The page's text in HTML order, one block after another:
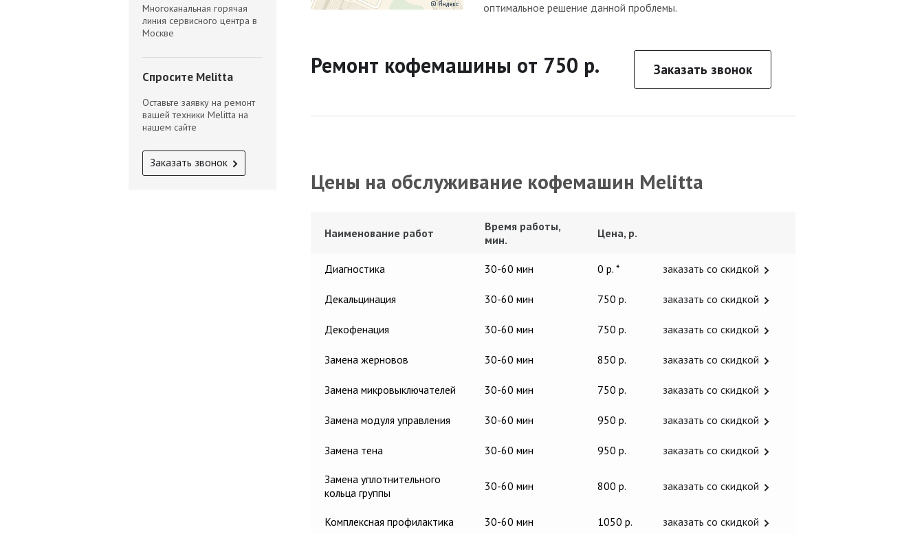
оптимальное решение данной проблемы.
Ремонт кофемашины от 750 р. Заказать звонок
Цены на обслуживание кофемашин Melitta
Наименование работ
Время работы,
мин.
Цена, р.
Диагностика 30-60 мин 0 р. * заказать со скидкой
Декальцинация 30-60 мин 750 р. заказать со скидкой
Декофенация 30-60 мин 750 р. заказать со скидкой
Замена жерновов 30-60 мин 850 р. заказать со скидкой
Замена микровыключателей 30-60 мин 750 р. заказать со скидкой
Замена модуля управления 30-60 мин 950 р. заказать со скидкой
Замена тена 30-60 мин 950 р. заказать со скидкой
Замена уплотнительного
кольца группы
30-60 мин 800 р. заказать со скидкой
Комплексная профилактика 30-60 мин 1050 р. заказать со скидкой
Многоканальная горячая
линия сервисного центра в
Москве
Спросите Melitta
Оставьте заявку на ремонт
вашей техники Melitta на
нашем сайте
Заказать звонок